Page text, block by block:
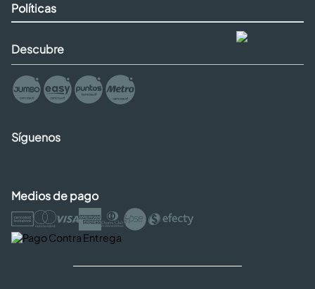
Políticas
Descubre
Síguenos
Medios de pago